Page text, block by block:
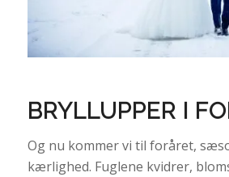
BRYLLUPPER I
Og nu kommer vi til foråret,
kærlighed. Fuglene kvidrer,